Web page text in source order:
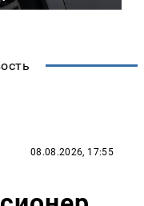
08.08.2026, 17:55